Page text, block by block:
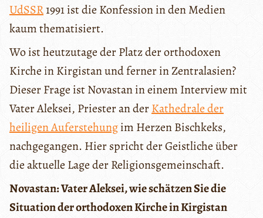
UdSSR1991 ist die Konfession in den Medien
kaum thematisiert.
Wo ist heutzutage der Platz der orthodoxen
Kirche in Kirgistan und ferner in Zentralasien?
Dieser Frage ist Novastan in einem Interview mit
Vater Aleksei, Priester an derKathedrale der
heiligen Auferstehungim Herzen Bischkeks,
nachgegangen. Hier spricht der Geistliche über
die aktuelle Lage der Religionsgemeinschaft.
Novastan: Vater Aleksei, wie schätzen Sie die
Situation der orthodoxen Kirche in Kirgistan